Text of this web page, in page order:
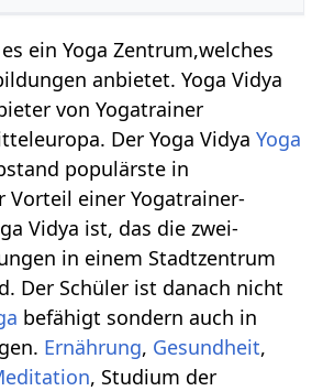
ein Yoga Zentrum,welches
anbietet. Yoga Vidya
von Yogatrainer
Der Yoga VidyaYoga
populärste in
Vorteil einer Yogatrainer-
Vidya ist, das die zwei-
in einem Stadtzentrum
Der Schüler ist danach nicht
befähigt sondern auch in
Ernährung, Gesundheit,
, Studium der